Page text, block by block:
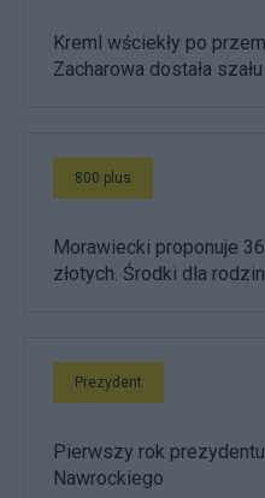
Kreml wściekły po
Zacharowa dostała szału
800 plus
Morawiecki proponuje
złotych. Środki dla
Prezydent
Pierwszy rok
Nawrockiego